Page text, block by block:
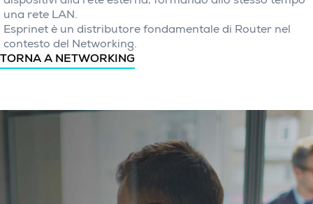
una rete LAN.
Esprinet è un distributore fondamentale di Router nel
contesto del Networking.
TORNA A NETWORKING